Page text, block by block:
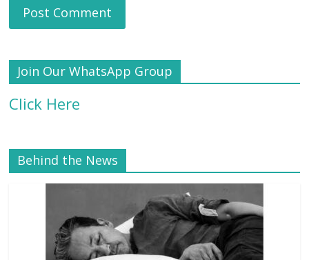
Join Our WhatsApp Group
Click Here
Behind the News